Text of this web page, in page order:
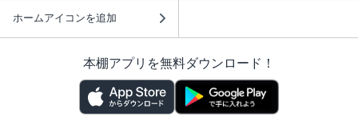
ホームアイコンを追加
本棚アプリを無料ダウンロード！